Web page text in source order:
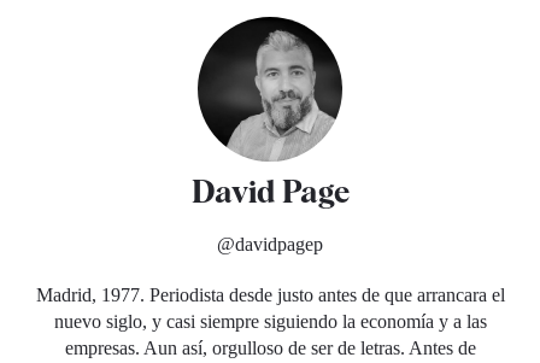
David Page
@davidpagep
Madrid, 1977. Periodista desde justo antes de que arrancara el
nuevo siglo, y casi siempre siguiendo la economía y a las
empresas. Aun así, orgulloso de ser de letras. Antes de